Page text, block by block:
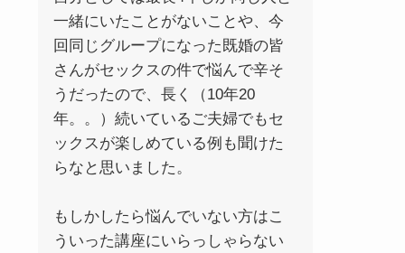
一緒にいたことがないことや、今
回同じグループになった既婚の皆
さんがセックスの件で悩んで辛そ
うだったので、長く（10年20
年。。）続いているご夫婦でもセ
ックスが楽しめている例も聞けた
らなと思いました。
もしかしたら悩んでいない方はこ
ういった講座にいらっしゃらない